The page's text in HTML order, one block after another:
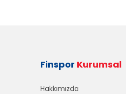
Finspor Kurumsal
Hakkımızda